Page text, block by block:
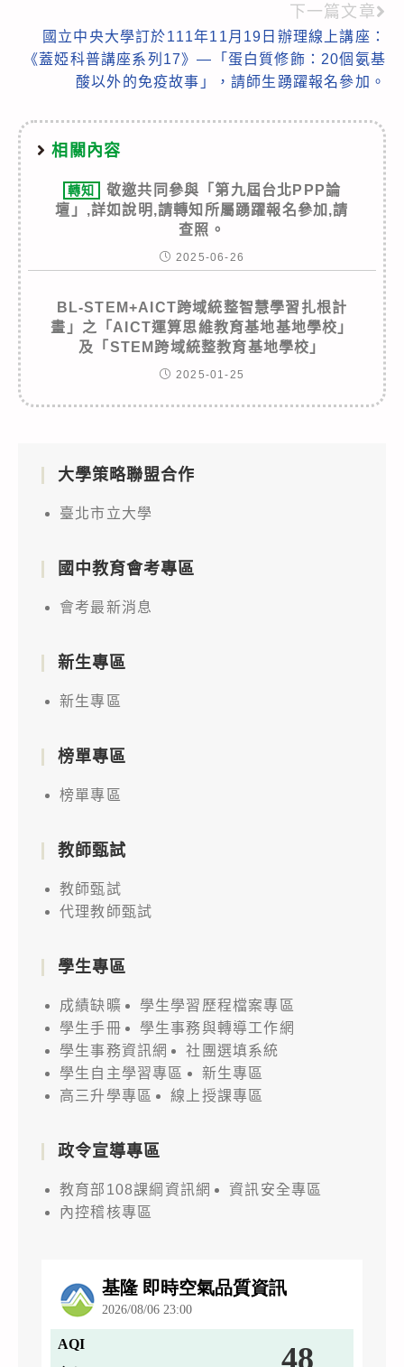
下一篇文章
國立中央大學訂於111年11月19日辦理線上講座：
《蓋婭科普講座系列17》—「蛋白質修飾：20個氨基
酸以外的免疫故事」，請師生踴躍報名參加。
相關內容
轉知
敬邀共同參與「第九屆台北PPP論
壇」,詳如說明,請轉知所屬踴躍報名參加,請
查照。
2025-06-26
BL-STEM+AICT跨域統整智慧學習扎根計
畫」之「AICT運算思維教育基地基地學校」
及「STEM跨域統整教育基地學校」
2025-01-25
大學策略聯盟合作
臺北市立大學
國中教育會考專區
會考最新消息
新生專區
新生專區
榜單專區
榜單專區
教師甄試
教師甄試
代理教師甄試
學生專區
成績缺曠
學生學習歷程檔案專區
學生手冊
學生事務與轉導工作網
學生事務資訊網
社團選填系統
學生自主學習專區
新生專區
高三升學專區
線上授課專區
政令宣導專區
教育部108課綱資訊網
資訊安全專區
內控稽核專區